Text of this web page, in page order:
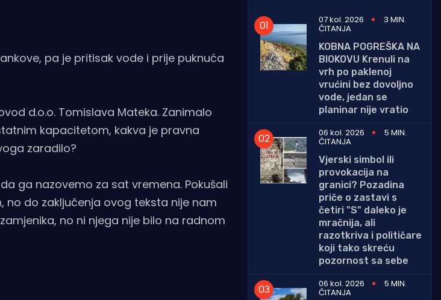
pa je pritisak vode i prije puknuća
d.o.o. Tomislava Mateka. Zanimalo
kapacitetom, kakva je pravna
zaradilo?
ga nazovemo za sat vremena. Pokušali
do zaključenja ovog teksta nije nam
no ni njega nije bilo na radnom
07 kol. 2026 3 MIN.
ČITANJA
KOBNA POGREŠKA NA
BIOKOVU Krenuli na
vrh po paklenoj
vrućini bez dovoljno
vode, jedan se
planinar nije vratio
06 kol. 2026
5 MIN.
ČITANJA
Vjerski simbol ili
provokacija na
granici? Pozadina
priče o zastavi s
četiri "S" daleko je
mračnija, ali
razotkriva i političare
koji tako skreću
pozornost sa sebe
06 kol. 2026
5 MIN.
ČITANJA